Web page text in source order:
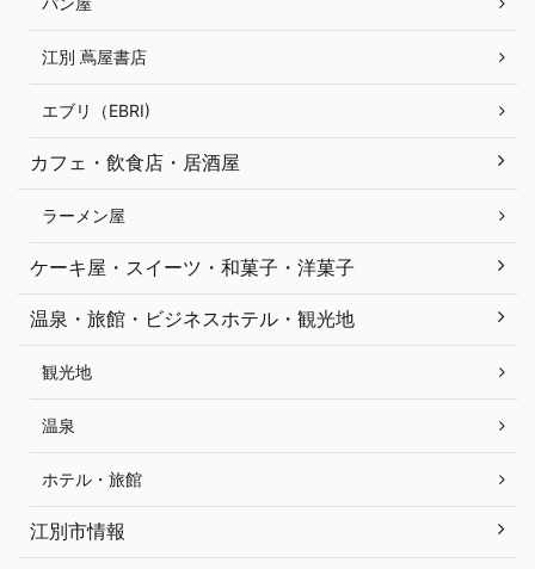
江別 蔦屋書店
エブリ（EBRI)
カフェ・飲食店・居酒屋
ラーメン屋
ケーキ屋・スイーツ・和菓子・洋菓子
温泉・旅館・ビジネスホテル・観光地
観光地
温泉
ホテル・旅館
江別市情報